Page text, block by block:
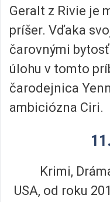
Geralt z Rivie je
príšer. Vďaka
čarovnými
úlohu v tomto
čarodejnica
ambiciózna Ciri.
Krimi,
USA, od roku